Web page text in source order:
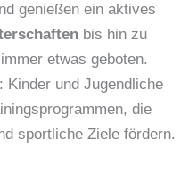
genießen ein aktives
bis hin zu
etwas geboten.
: Kinder und Jugendliche
die
sportliche Ziele fördern.